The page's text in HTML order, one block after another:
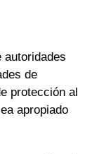
de
protección al
apropiado